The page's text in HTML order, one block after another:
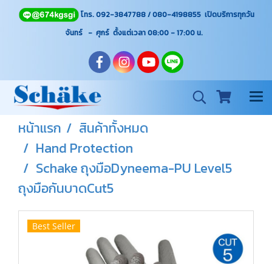
โทร. 092-3847788 / 080-4198855 เปิดบริการทุกวัน
จันทร์ - ศุกร์ ตั้งแต่เวลา 08:00 - 17:00น.
หน้าแรก
สินค้าทั้งหมด
Hand Protection
Schake ถุงมือDyneema-PU Level5
ถุงมือกันบาดCut5
Best Seller